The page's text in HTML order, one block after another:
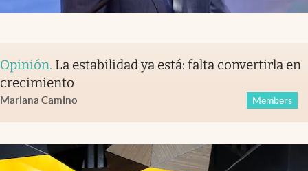
Opinión. La estabilidad ya está: falta convertirla en
crecimiento
Mariana Camino Members